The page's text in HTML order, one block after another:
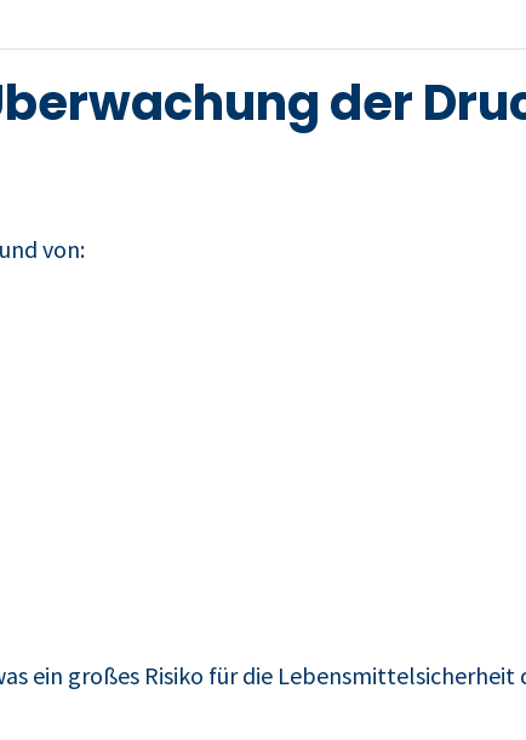
der
von:
ein großes Risiko für die